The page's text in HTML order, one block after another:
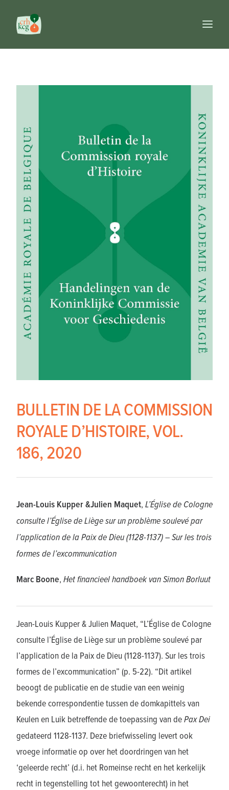
Publications
Banques de données
Ouvrages de référence
FR
NL
BULLETIN DE LA COMMISSION
ROYALE D’HISTOIRE, VOL.
186, 2020
Jean-Louis Kupper &Julien Maquet, L’Église de Cologne
consulte l’Église de Liège sur un problème soulevé par
l’application de la Paix de Dieu (1128-1137) – Sur les trois
formes de l’excommunication
Marc Boone, Het financieel handboek van Simon Borluut
Jean-Louis Kupper & Julien Maquet, “L’Église de Cologne
consulte l’Église de Liège sur un problème soulevé par
l’application de la Paix de Dieu (1128-1137). Sur les trois
formes de l’excommunication” (p. 5-22). “Dit artikel
beoogt de publicatie en de studie van een weinig
bekende correspondentie tussen de domkapittels van
Keulen en Luik betreffende de toepassing van dePax Dei
gedateerd 1128-1137. Deze briefwisseling levert ook
vroege informatie op over het doordringen van het
‘geleerde recht’ (d.i. het Romeinse recht en het kerkelijk
recht in tegenstelling tot het gewoonterecht) in het